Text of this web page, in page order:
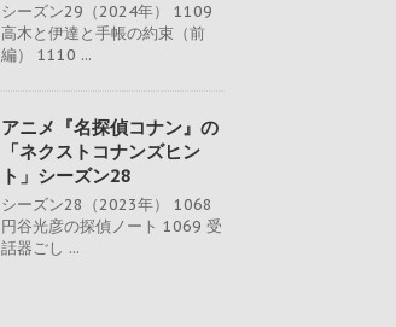
シーズン29（2024年） 1109
高木と伊達と手帳の約束（前
編） 1110 ...
アニメ『名探偵コナン』の
「ネクストコナンズヒン
ト」シーズン28
シーズン28（2023年） 1068
円谷光彦の探偵ノート 1069 受
話器ごし ...